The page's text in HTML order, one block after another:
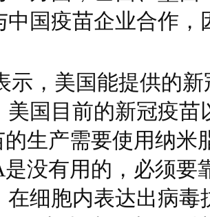
中国疫苗企业合作，
示，美国能提供的
美国目前的新冠疫苗
生产需要使用纳米
没有用的，必须要
在细胞内表达出病